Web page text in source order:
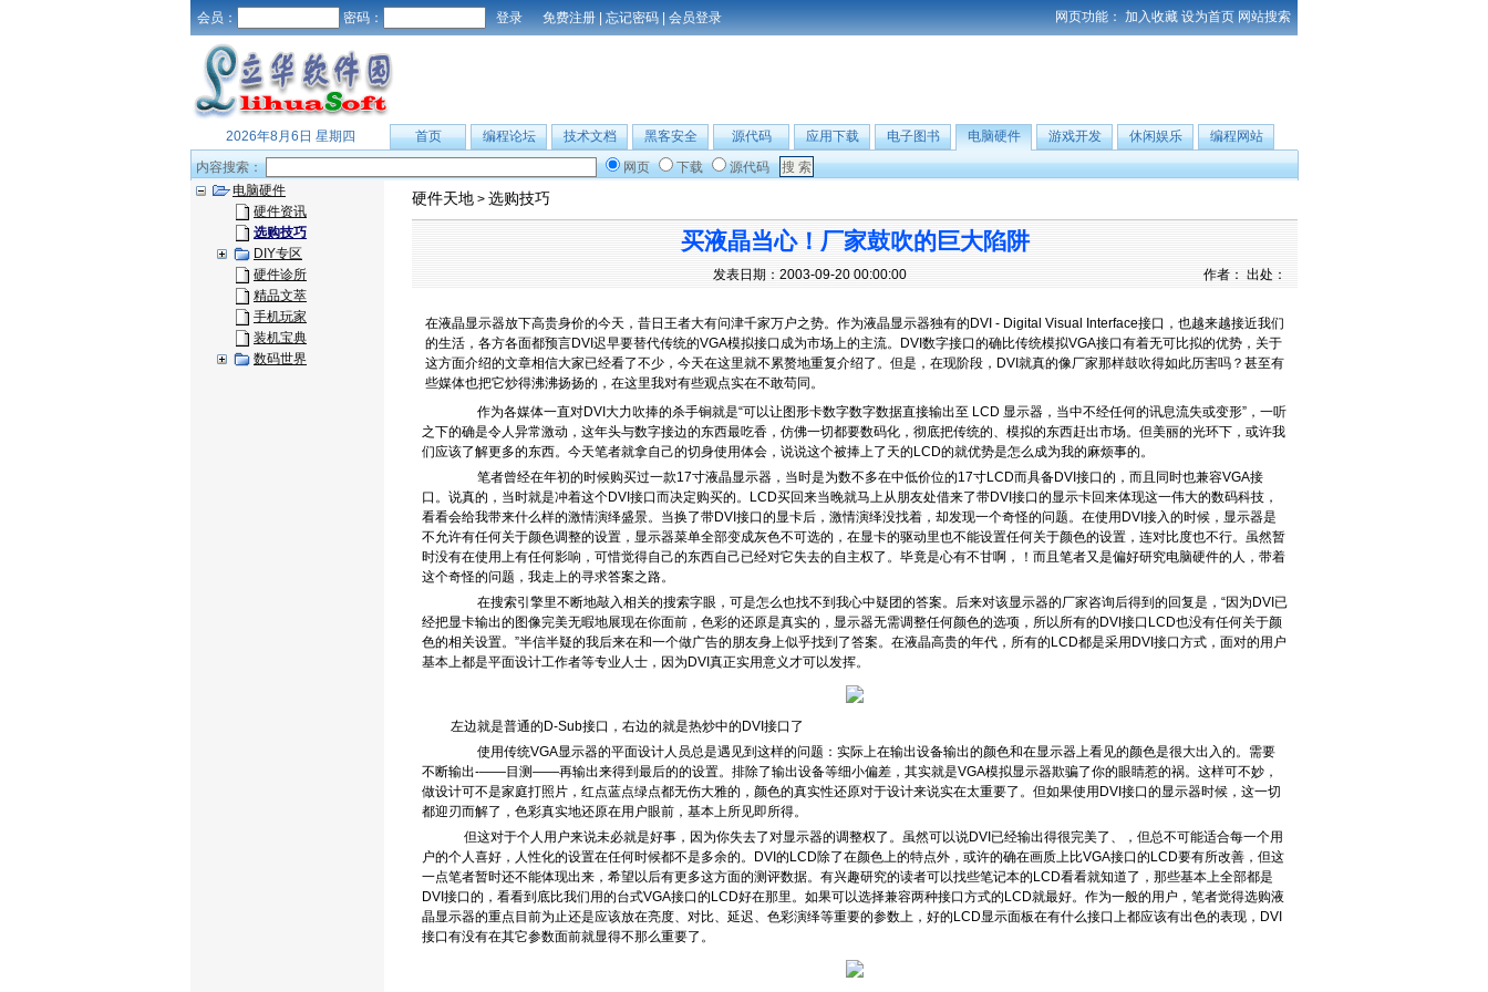
会员： 密码： 免费注册 | 忘记密码 | 会员登录 网页功能： 加入收藏 设为首页 网站搜索
2026年8月6日 星期四 首页 编程论坛 技术文档 黑客安全 源代码 应用下载 电子图书 电脑硬件 游戏开发 休闲娱乐
编程网站
内容搜索：
网页 下载
源代码
电脑硬件
硬件资讯
选购技巧
DIY专区
硬件诊所
精品文萃
手机玩家
装机宝典
数码世界
硬件天地 > 选购技巧
买液晶当心！厂家鼓吹的巨大陷阱
发表日期：2003-09-20 00:00:00 作者： 出处：
在液晶显示器放下高贵身价的今天，昔日王者大有问津千家万户之势。作为液晶显示器独有的DVI - Digital Visual Interface接口，也越来越接近我们
的生活，各方各面都预言DVI迟早要替代传统的VGA模拟接口成为市场上的主流。DVI数字接口的确比传统模拟VGA接口有着无可比拟的优势，关于
这方面介绍的文章相信大家已经看了不少，今天在这里就不累赘地重复介绍了。但是，在现阶段，DVI就真的像厂家那样鼓吹得如此历害吗？甚至有
些媒体也把它炒得沸沸扬扬的，在这里我对有些观点实在不敢苟同。
作为各媒体一直对DVI大力吹捧的杀手锏就是“可以让图形卡数字数字数据直接输出至 LCD 显示器，当中不经任何的讯息流失或变形”，一听
之下的确是令人异常激动，这年头与数字接边的东西最吃香，仿佛一切都要数码化，彻底把传统的、模拟的东西赶出市场。但美丽的光环下，或许我
们应该了解更多的东西。今天笔者就拿自己的切身使用体会，说说这个被捧上了天的LCD的就优势是怎么成为我的麻烦事的。
笔者曾经在年初的时候购买过一款17寸液晶显示器，当时是为数不多在中低价位的17寸LCD而具备DVI接口的，而且同时也兼容VGA接
口。说真的，当时就是冲着这个DVI接口而决定购买的。LCD买回来当晚就马上从朋友处借来了带DVI接口的显示卡回来体现这一伟大的数码科技，
看看会给我带来什么样的激情演绎盛景。当换了带DVI接口的显卡后，激情演绎没找着，却发现一个奇怪的问题。在使用DVI接入的时候，显示器是
不允许有任何关于颜色调整的设置，显示器菜单全部变成灰色不可选的，在显卡的驱动里也不能设置任何关于颜色的设置，连对比度也不行。虽然暂
时没有在使用上有任何影响，可惜觉得自己的东西自己已经对它失去的自主权了。毕竟是心有不甘啊，！而且笔者又是偏好研究电脑硬件的人，带着
这个奇怪的问题，我走上的寻求答案之路。
在搜索引擎里不断地敲入相关的搜索字眼，可是怎么也找不到我心中疑团的答案。后来对该显示器的厂家咨询后得到的回复是，“因为DVI已
经把显卡输出的图像完美无暇地展现在你面前，色彩的还原是真实的，显示器无需调整任何颜色的选项，所以所有的DVI接口LCD也没有任何关于颜
色的相关设置。”半信半疑的我后来在和一个做广告的朋友身上似乎找到了答案。在液晶高贵的年代，所有的LCD都是采用DVI接口方式，面对的用户
基本上都是平面设计工作者等专业人士，因为DVI真正实用意义才可以发挥。
左边就是普通的D-Sub接口，右边的就是热炒中的DVI接口了
使用传统VGA显示器的平面设计人员总是遇见到这样的问题：实际上在输出设备输出的颜色和在显示器上看见的颜色是很大出入的。需要
不断输出-——目测——再输出来得到最后的的设置。排除了输出设备等细小偏差，其实就是VGA模拟显示器欺骗了你的眼睛惹的祸。这样可不妙，
做设计可不是家庭打照片，红点蓝点绿点都无伤大雅的，颜色的真实性还原对于设计来说实在太重要了。但如果使用DVI接口的显示器时候，这一切
都迎刃而解了，色彩真实地还原在用户眼前，基本上所见即所得。
但这对于个人用户来说未必就是好事，因为你失去了对显示器的调整权了。虽然可以说DVI已经输出得很完美了、，但总不可能适合每一个用
户的个人喜好，人性化的设置在任何时候都不是多余的。DVI的LCD除了在颜色上的特点外，或许的确在画质上比VGA接口的LCD要有所改善，但这
一点笔者暂时还不能体现出来，希望以后有更多这方面的测评数据。有兴趣研究的读者可以找些笔记本的LCD看看就知道了，那些基本上全部都是
DVI接口的，看看到底比我们用的台式VGA接口的LCD好在那里。如果可以选择兼容两种接口方式的LCD就最好。作为一般的用户，笔者觉得选购液
晶显示器的重点目前为止还是应该放在亮度、对比、延迟、色彩演绎等重要的参数上，好的LCD显示面板在有什么接口上都应该有出色的表现，DVI
接口有没有在其它参数面前就显得不那么重要了。